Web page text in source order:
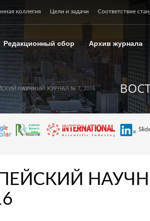
коллегия Цели и задачи Соответствие
Редакционный сбор Архив журнала
НАУЧНЫЙ ЖУРНАЛ № 7, 2016